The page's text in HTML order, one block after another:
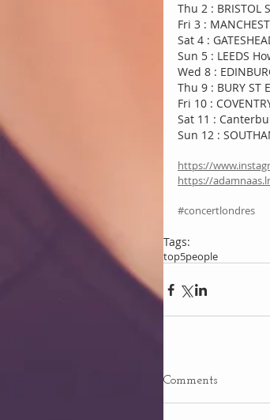
Thu 2 : BRISTOL
Fri 3 :
Sat 4 :
Sun 5 : LEEDS
Wed 8 :
Thu 9 : BURY ST
Fri 10 :
Sat 11 :
Sun 12 :
https://
https://
#concertlondres
Tags:
top5people
Comments